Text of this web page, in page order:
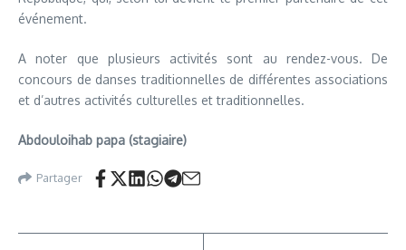
événement.
A noter que plusieurs activités sont au rendez-vous. De
concours de danses traditionnelles de différentes associations
et d’autres activités culturelles et traditionnelles.
Abdouloihab papa (stagiaire)
Partager